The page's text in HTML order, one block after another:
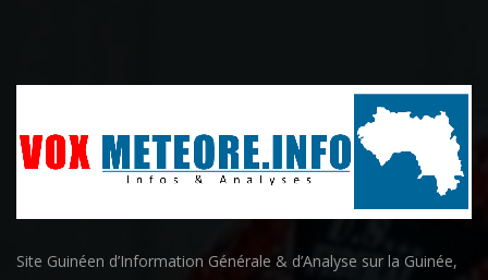
Site Guinéen d’Information Générale & d’Analyse sur la Guinée,